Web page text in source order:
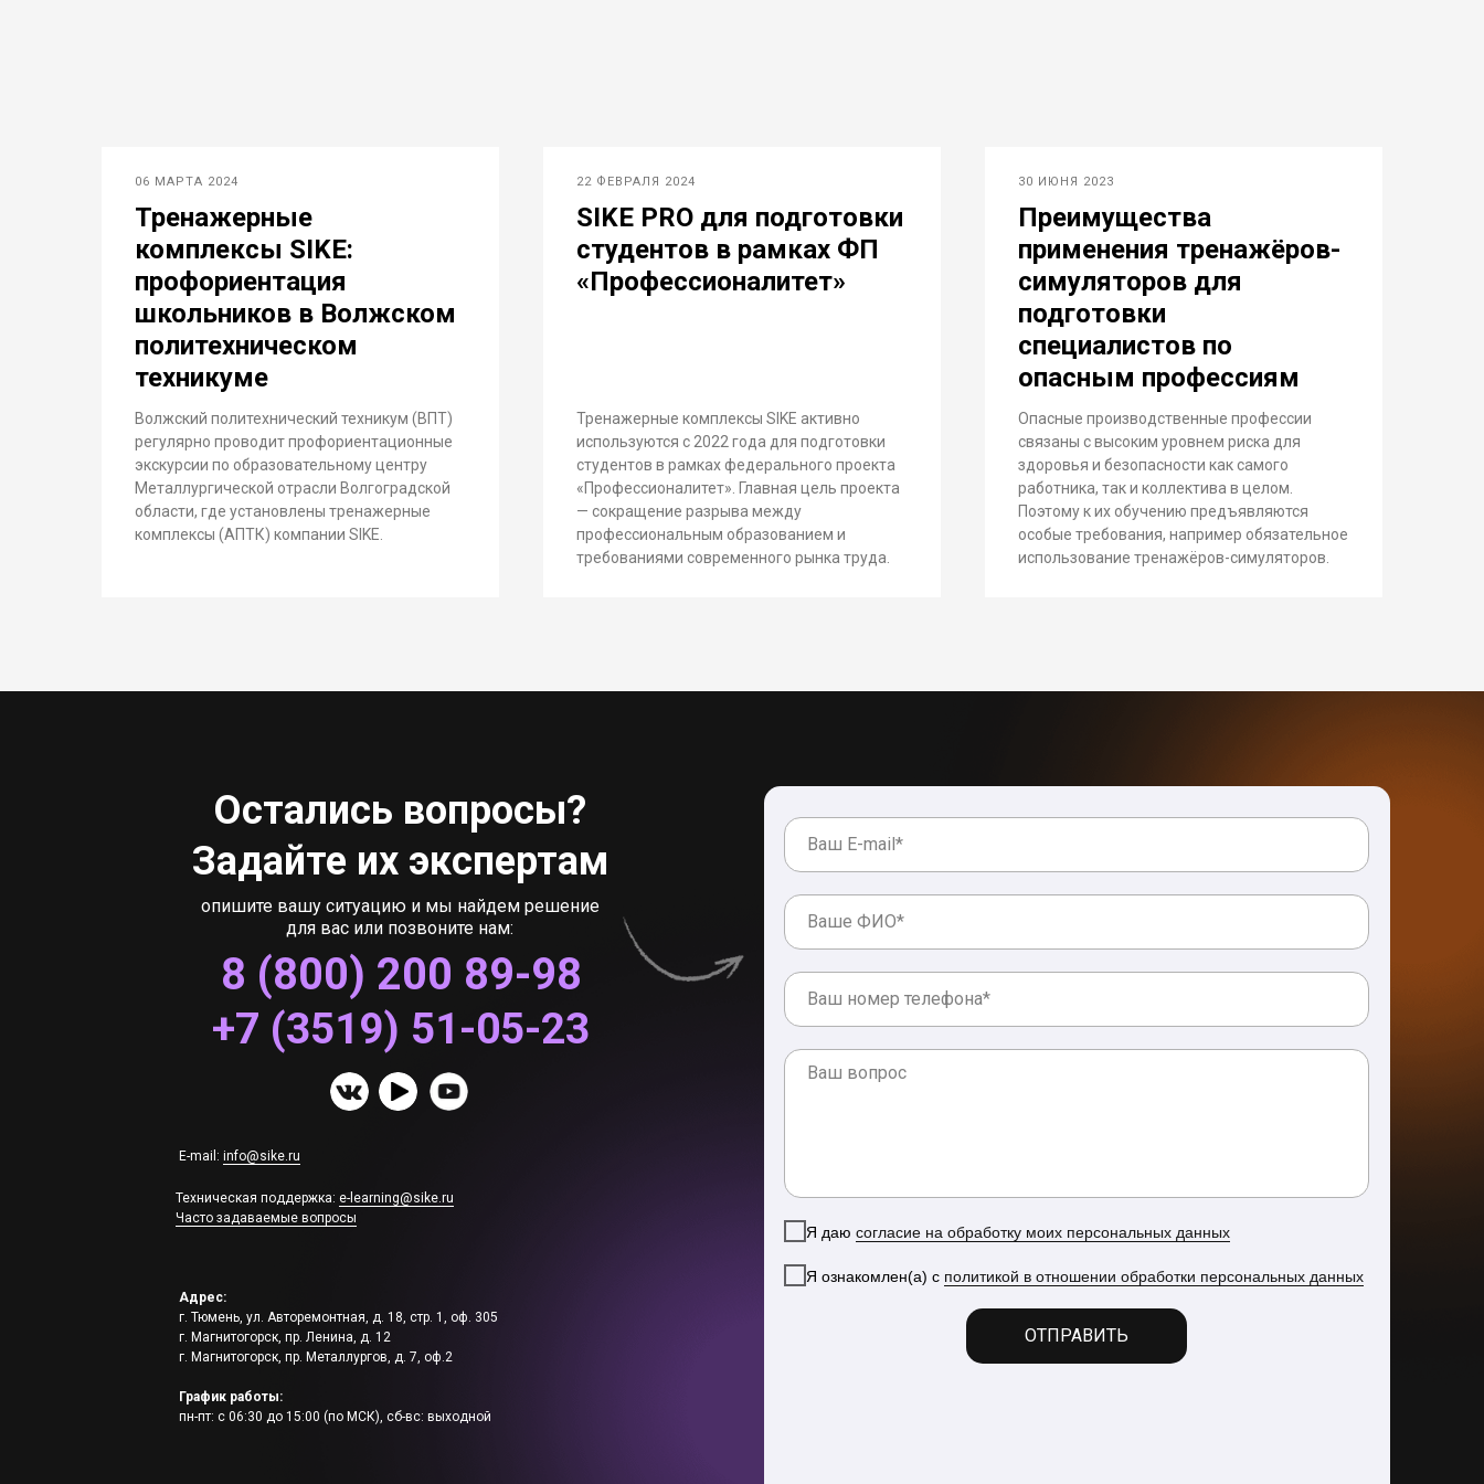
06 МАРТА 2024
Тренажерные
комплексы SIKE:
профориентация
школьников в Волжском
политехническом
техникуме
Волжский политехнический техникум (ВПТ)
регулярно проводит профориентационные
экскурсии по образовательному центру
Металлургической отрасли Волгоградской
области, где установлены тренажерные
комплексы (АПТК) компании SIKE.
22 ФЕВРАЛЯ 2024
SIKE PRO для подготовки
студентов в рамках ФП
«Профессионалитет»
Тренажерные комплексы SIKE активно
используются с 2022 года для подготовки
студентов в рамках федерального проекта
«Профессионалитет». Главная цель проекта
— сокращение разрыва между
профессиональным образованием и
требованиями современного рынка труда.
30 ИЮНЯ 2023
Преимущества
применения тренажёров-
симуляторов для
подготовки
специалистов по
опасным профессиям
Опасные производственные профессии
связаны с высоким уровнем риска для
здоровья и безопасности как самого
работника, так и коллектива в целом.
Поэтому к их обучению предъявляются
особые требования, например обязательное
использование тренажёров-симуляторов.
Я даю согласие на обработку моих персональных данных
Я ознакомлен(а) с политикой в отношении обработки персональных данных
ОТПРАВИТЬ
8 (800) 200 89-98
+7 (3519) 51-05-23
Остались вопросы?
Задайте их экспертам
E-mail: info@sike.ru
опишите вашу ситуацию и мы найдем решение
для вас или позвоните нам:
Адрес:
г. Тюмень, ул. Авторемонтная, д. 18, стр. 1, оф. 305
г. Магнитогорск, пр. Ленина, д. 12
г. Магнитогорск, пр. Металлургов, д. 7, оф.2
График работы:
пн-пт: с 06:30 до 15:00 (по МСК), сб-вс: выходной
Техническая поддержка: e-learning@sike.ru
Часто задаваемые вопросы